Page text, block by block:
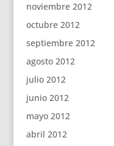
noviembre 2012
octubre 2012
septiembre 2012
agosto 2012
julio 2012
junio 2012
mayo 2012
abril 2012